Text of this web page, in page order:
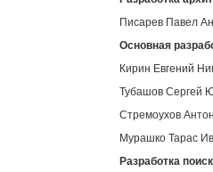
Писарев Павел
Основная
Кирин Евгений
Тубашов Сергей
Стремоухов
Мурашко Тарас
Разработка